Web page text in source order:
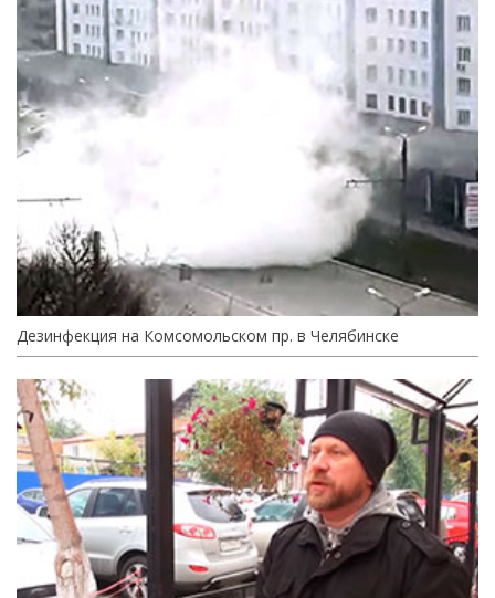
Дезинфекция на Комсомольском пр. в Челябинске